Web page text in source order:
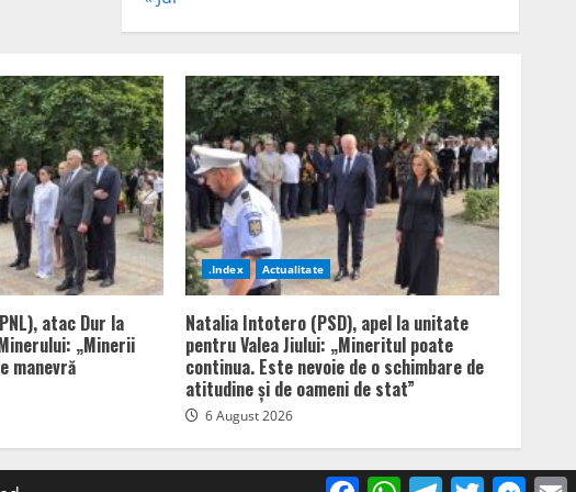
atac Dur la
„Minerii
manevră
.Index Actualitate
Natalia Intotero (PSD), apel la unitate
pentru Valea Jiului: „Mineritul poate
continua. Este nevoie de o schimbare de
atitudine și de oameni de stat”
6 August 2026
FacebookWhatsAppTelegram
Twitter